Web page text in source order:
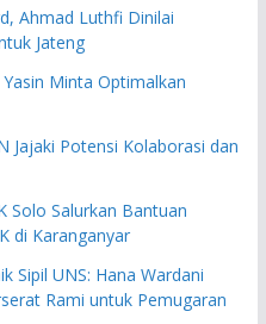
Ahmad Luthfi Dinilai
Jateng
Minta Optimalkan
Jajaki Potensi Kolaborasi dan
Solo Salurkan Bantuan
di Karanganyar
Sipil UNS: Hana Wardani
Rami untuk Pemugaran